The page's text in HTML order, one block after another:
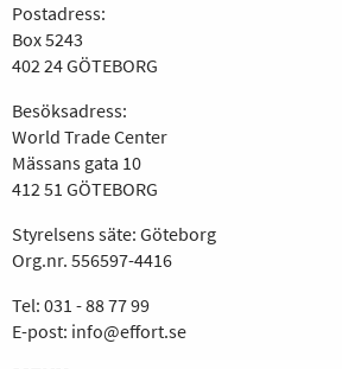
Postadress:
Box 5243
402 24 GÖTEBORG
Besöksadress:
World Trade Center
Mässans gata 10
412 51 GÖTEBORG
Styrelsens säte: Göteborg
Org.nr. 556597-4416
Tel: 031 - 88 77 99
E-post: info@effort.se